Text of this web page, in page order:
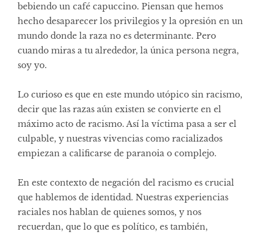
bebiendo un café capuccino. Piensan que hemos
hecho desaparecer los privilegios y la opresión en un
mundo donde la raza no es determinante. Pero
cuando miras a tu alrededor, la única persona negra,
soy yo.
Lo curioso es que en este mundo utópico sin racismo,
decir que las razas aún existen se convierte en el
máximo acto de racismo. Así la víctima pasa a ser el
culpable, y nuestras vivencias como racializados
empiezan a calificarse de paranoia o complejo.
En este contexto de negación del racismo es crucial
que hablemos de identidad. Nuestras experiencias
raciales nos hablan de quienes somos, y nos
recuerdan, que lo que es político, es también,